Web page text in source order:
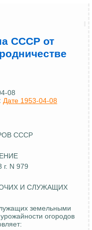
СССР от
08
Дате 1953-04-08
СССР
г. N 979
И СЛУЖАЩИХ
земельными
огородов